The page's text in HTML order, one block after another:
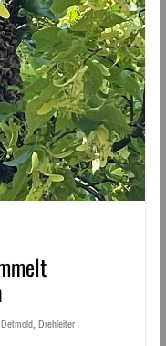
Detmold, Drehleiter